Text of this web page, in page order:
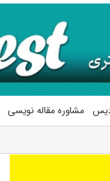
مشاوره مقاله نویسی